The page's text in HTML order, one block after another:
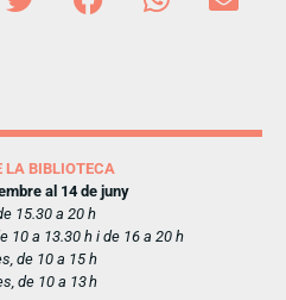
LA BIBLIOTECA
al 14 de juny
15.30 a 20 h
10 a 13.30 h i de 16 a 20 h
de 10 a 15 h
de 10 a 13 h